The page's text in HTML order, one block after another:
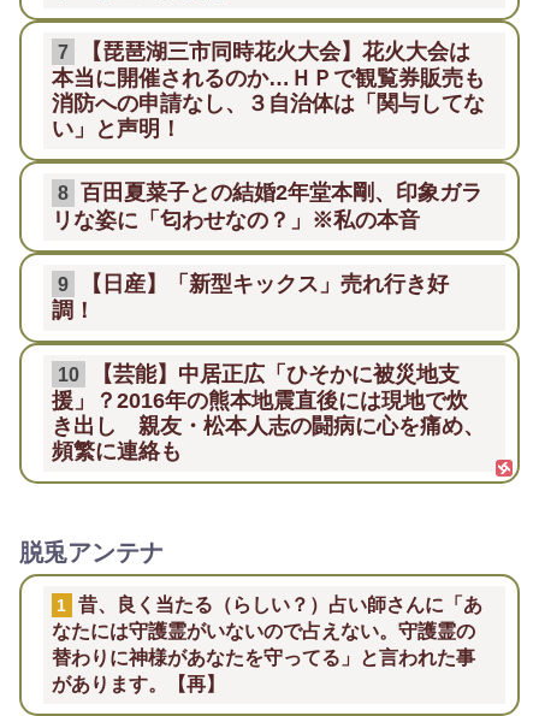
7
【琵琶湖三市同時花火大会】花火大会は
本当に開催されるのか…ＨＰで観覧券販売も
消防への申請なし、３自治体は「関与してな
い」と声明！
8 百田夏菜子との結婚2年堂本剛、印象ガラ
リな姿に「匂わせなの？」※私の本音
9
【日産】「新型キックス」売れ行き好
調！
10
【芸能】中居正広「ひそかに被災地支
援」？2016年の熊本地震直後には現地で炊
き出し 親友・松本人志の闘病に心を痛め、
頻繁に連絡も
脱兎アンテナ
1
昔、良く当たる（らしい？）占い師さんに「あ
なたには守護霊がいないので占えない。守護霊の
替わりに神様があなたを守ってる」と言われた事
があります。【再】